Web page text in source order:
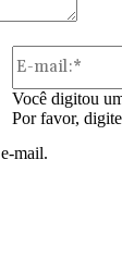
Você digitou
Por favor,
e-mail.